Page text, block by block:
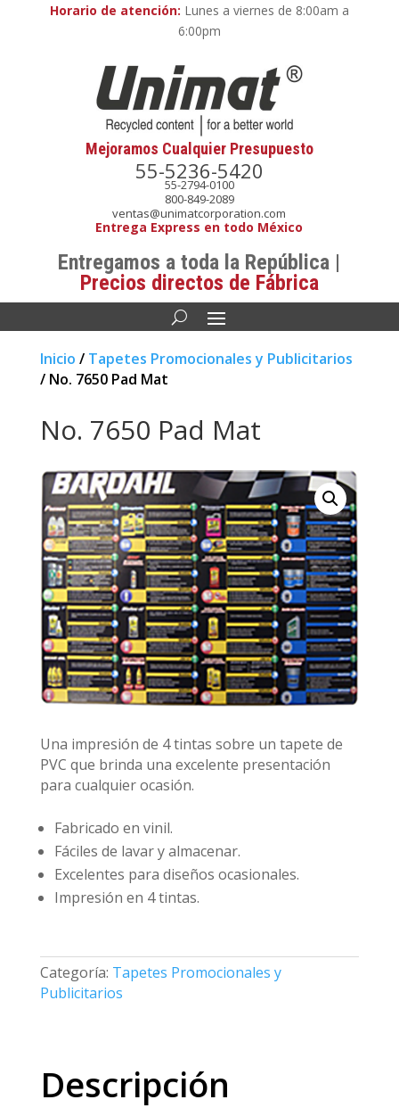
Horario de atención: Lunes a viernes de 8:00am a
6:00pm
Mejoramos Cualquier Presupuesto
55-5236-5420
55-2794-0100
800-849-2089
ventas@unimatcorporation.com
Entrega Express en todo México
Entregamos a toda la República |
Precios directos de Fábrica
Inicio / Tapetes Promocionales y Publicitarios
/ No. 7650 Pad Mat
No. 7650 Pad Mat
Una impresión de 4 tintas sobre un tapete de
PVC que brinda una excelente presentación
para cualquier ocasión.
Fabricado en vinil.
Fáciles de lavar y almacenar.
Excelentes para diseños ocasionales.
Impresión en 4 tintas.
Categoría: Tapetes Promocionales y
Publicitarios
Descripción